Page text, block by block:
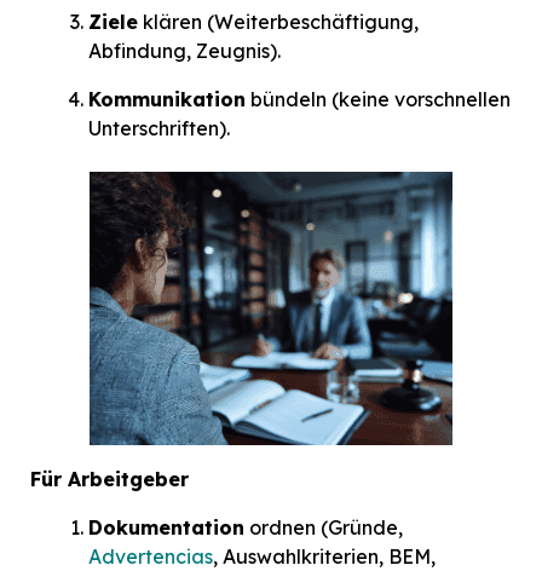
Ziele klären (Weiterbeschäftigung,
Abfindung, Zeugnis).
Kommunikation bündeln (keine vorschnellen
Unterschriften).
Für Arbeitgeber
Dokumentation ordnen (Gründe,
Advertencias, Auswahlkriterien, BEM,